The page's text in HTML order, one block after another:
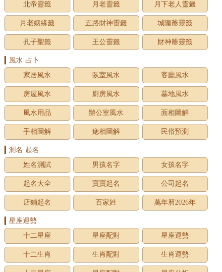
北帝靈籤 月老靈籤 月下老人靈籤
月老姻緣籤 五路財神靈籤 城隍爺靈籤
孔子聖籤 王公靈籤 財神爺靈籤
風水·占卜
家居風水
臥室風水 客廳風水
房屋風水 廚房風水 墓地風水
風水用品 辦公室風水 面相圖解
手相圖解 痣相圖解 民俗預測
測名·起名
姓名測試
男孩名字 女孩名字
起名大全 寶寶起名 公司起名
店鋪起名 百家姓 萬年曆2026年
星座運勢
十二星座
星座配對 星座運勢
十二生肖 生肖配對 生肖運勢